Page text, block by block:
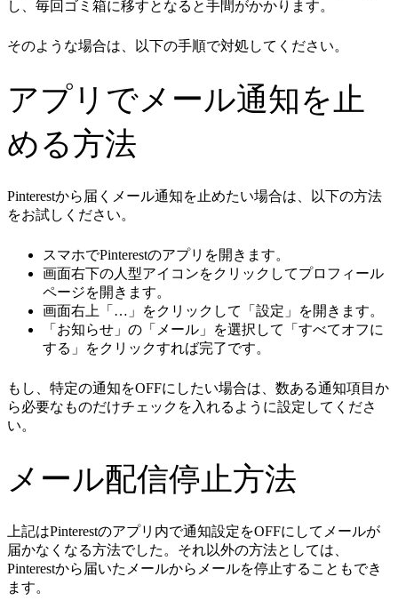
し、毎回ゴミ箱に移すとなると手間がかかります。
そのような場合は、以下の手順で対処してください。
アプリでメール通知を止
める方法
Pinterestから届くメール通知を止めたい場合は、以下の方法
をお試しください。
スマホでPinterestのアプリを開きます。
画面右下の人型アイコンをクリックしてプロフィール
ページを開きます。
画面右上「…」をクリックして「設定」を開きます。
「お知らせ」の「メール」を選択して「すべてオフに
する」をクリックすれば完了です。
もし、特定の通知をOFFにしたい場合は、数ある通知項目か
ら必要なものだけチェックを入れるように設定してくださ
い。
メール配信停止方法
上記はPinterestのアプリ内で通知設定をOFFにしてメールが
届かなくなる方法でした。それ以外の方法としては、
Pinterestから届いたメールからメールを停止することもでき
ます。